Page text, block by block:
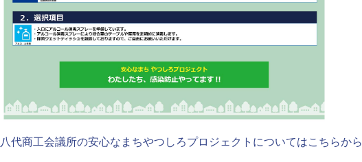
八代商工会議所の安心なまちやつしろプロジェクトについてはこちらから